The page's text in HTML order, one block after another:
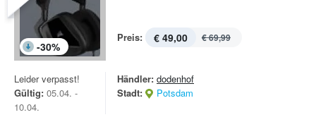
-30%
Preis: € 49,00 € 69,99
Leider verpasst!
Gültig: 05.04. -
10.04.
Händler: dodenhof
Stadt:
Potsdam